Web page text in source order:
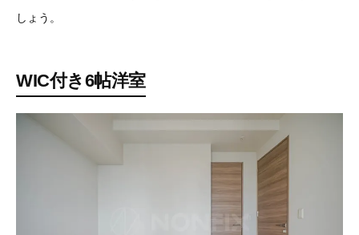
しょう。
WIC付き6帖洋室